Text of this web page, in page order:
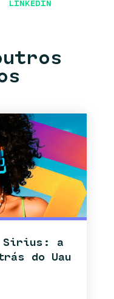
LINKEDIN
Sirius: a
do Uau